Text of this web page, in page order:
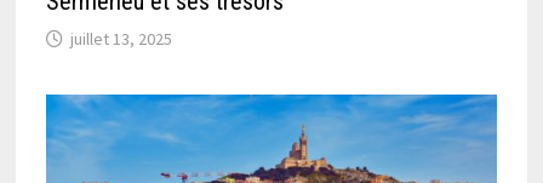
juillet 13, 2025